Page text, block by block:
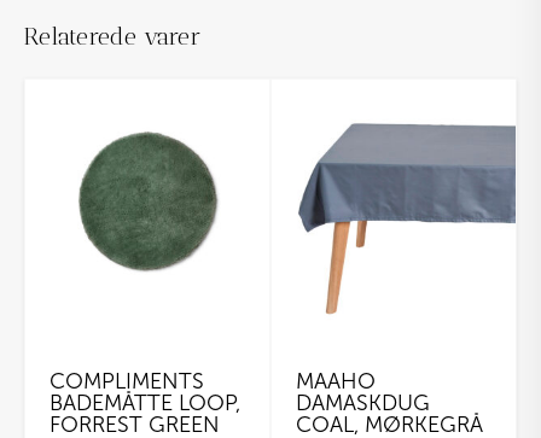
Relaterede varer
COMPLIMENTS
BADEMÅTTE LOOP,
FORREST GREEN
MAAHO
DAMASKDUG
COAL, MØRKEGRÅ